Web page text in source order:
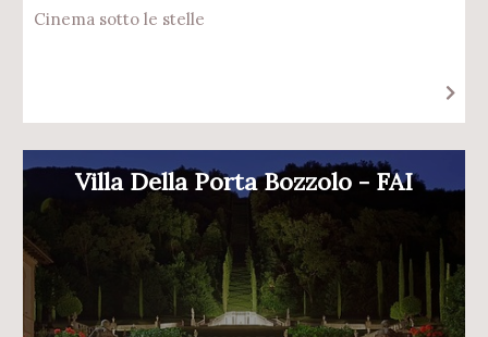
Cinema sotto le stelle
Villa Della Porta Bozzolo - FAI